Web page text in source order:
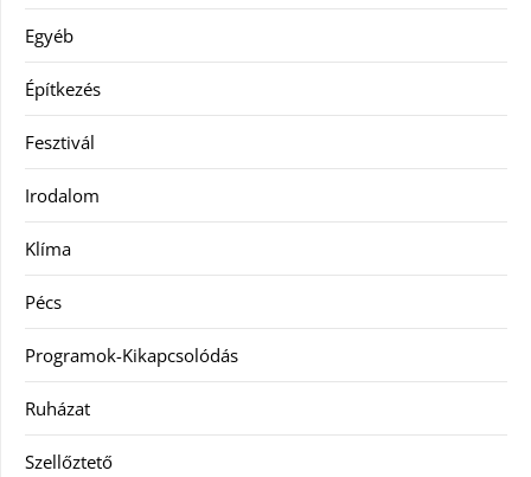
Egyéb
Építkezés
Fesztivál
Irodalom
Klíma
Pécs
Programok-Kikapcsolódás
Ruházat
Szellőztető